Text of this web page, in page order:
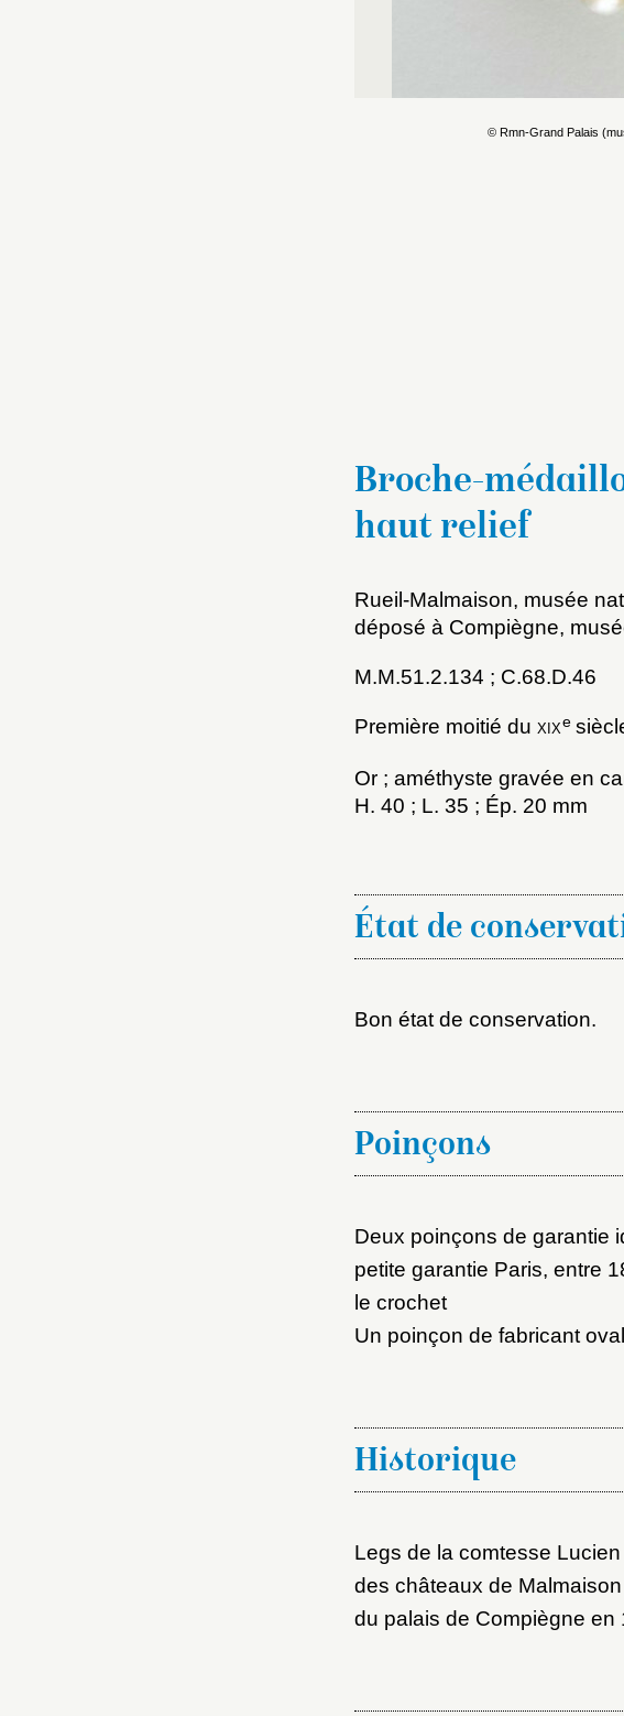
© Rmn-Grand Palais
Broche-
haut relief
Rueil-Malmaison, musée
déposé à Compiègne,
M.M.51.2.134 ; C.68.D.46
Première moitié du xixe
Or ; améthyste gravée en
H. 40 ; L. 35 ; Ép. 20 mm
État de
Bon état de conservation.
Poinçons
Deux poinçons de garantie
petite garantie Paris, entre
le crochet
Un poinçon de fabricant
Historique
Legs de la comtesse
des châteaux de
du palais de Compiègne en
Choix du
Nom du dossier
Nouveau dossier
Courriel
Envoyer